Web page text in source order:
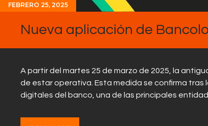
FEBRERO 25, 2025
Nueva aplicación de
A partir del martes 25 de marzo de 2025, la
de estar operativa. Esta medida se confirma
digitales del banco, una de las principales